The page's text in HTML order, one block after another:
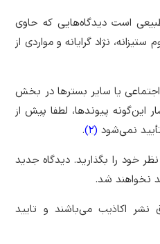
است دیدگاه‌هایی که حاوی
نژاد گرایانه و مواردی از
اجتماعی یا سایر بسترها در بخش
این‌گونه پیوندها، لطفا پیش از
نمی‌شود (2)
.
خود را بگذارید. دیدگاه جدید
نخواهند شد.
نشر اکاذیب می‌باشند و تایید